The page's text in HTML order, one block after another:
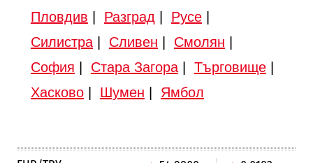
Пловдив
Разград Русе|
Силистра| Сливен Смолян
София
Стара Загора| Търговище|
Хасково| Шумен Ямбол